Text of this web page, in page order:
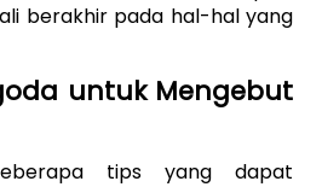
berakhir pada hal-hal yang
untuk Mengebut
tips yang dapat